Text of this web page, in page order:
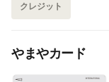
クレジット
やまやカード